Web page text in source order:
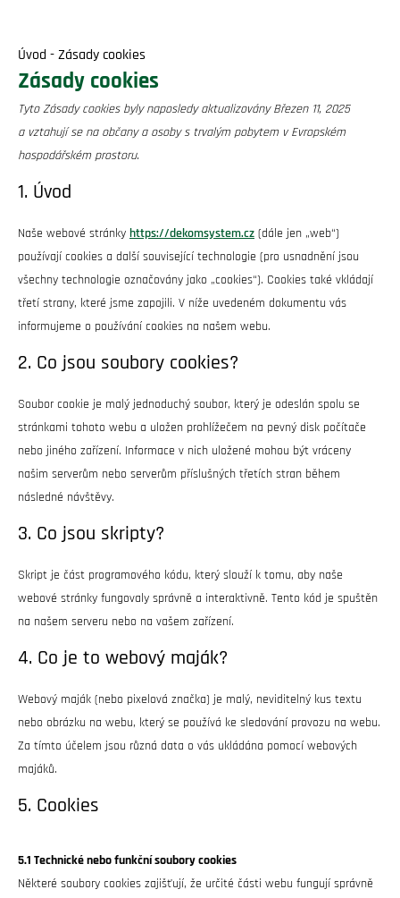
Úvod -Zásady cookies
Zásady cookies
Tyto Zásady cookies byly naposledy aktualizovány Březen 11, 2025
a vztahují se na občany a osoby s trvalým pobytem v Evropském
hospodářském prostoru.
1. Úvod
Naše webové stránky https://dekomsystem.cz (dále jen „web“)
používají cookies a další související technologie (pro usnadnění jsou
všechny technologie označovány jako „cookies“). Cookies také vkládají
třetí strany, které jsme zapojili. V níže uvedeném dokumentu vás
informujeme o používání cookies na našem webu.
2. Co jsou soubory cookies?
Soubor cookie je malý jednoduchý soubor, který je odeslán spolu se
stránkami tohoto webu a uložen prohlížečem na pevný disk počítače
nebo jiného zařízení. Informace v nich uložené mohou být vráceny
našim serverům nebo serverům příslušných třetích stran během
následné návštěvy.
3. Co jsou skripty?
Skript je část programového kódu, který slouží k tomu, aby naše
webové stránky fungovaly správně a interaktivně. Tento kód je spuštěn
na našem serveru nebo na vašem zařízení.
4. Co je to webový maják?
Webový maják (nebo pixelová značka) je malý, neviditelný kus textu
nebo obrázku na webu, který se používá ke sledování provozu na webu.
Za tímto účelem jsou různá data o vás ukládána pomocí webových
majáků.
5. Cookies
5.1 Technické nebo funkční soubory cookies
Některé soubory cookies zajišťují, že určité části webu fungují správně